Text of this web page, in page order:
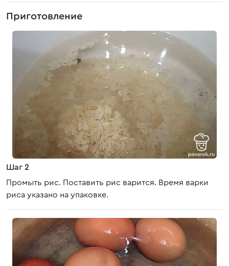
Приготовление
Шаг 2
Промыть рис. Поставить рис варится. Время варки
риса указано на упаковке.